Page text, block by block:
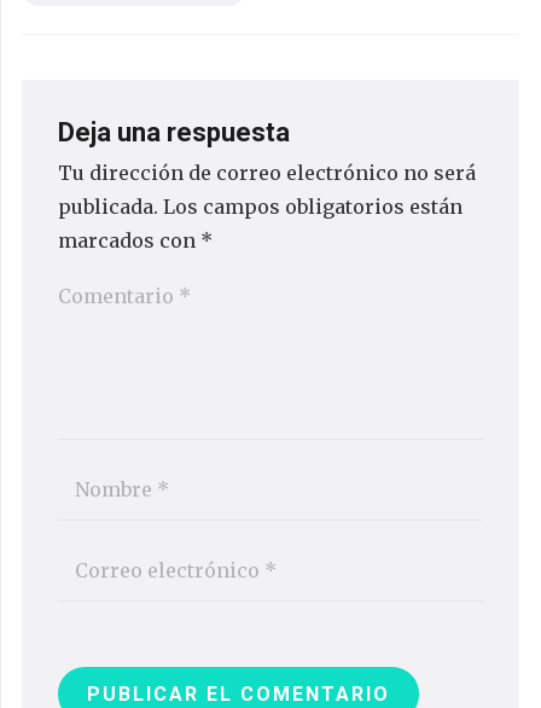
Deja una respuesta
Tu dirección de correo electrónico no será
publicada. Los campos obligatorios están
marcados con *
PUBLICAR EL COMENTARIO